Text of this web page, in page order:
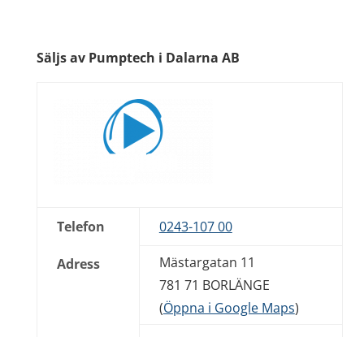
Säljs av Pumptech i Dalarna AB
Telefon 0243-107 00
Adress
Mästargatan 11
781 71 BORLÄNGE
(Öppna i Google Maps)